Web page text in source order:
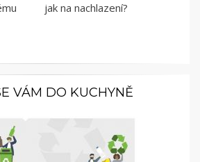
jak na nachlazení?
VÁM DO KUCHYNĚ